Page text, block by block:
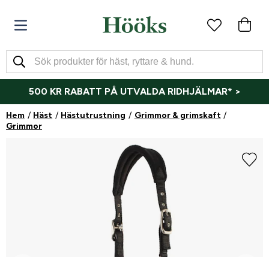
500 KR RABATT PÅ UTVALDA RIDHJÄLMAR* >
Hem Häst Hästutrustning
Grimmor & grimskaft
Grimmor